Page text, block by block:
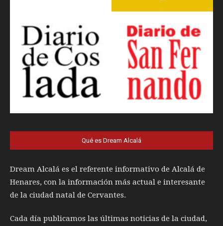
Qué es Dream Alcalá
Dream Alcalá es el referente informativo de Alcalá de
Henares, con la información más actual e interesante
de la ciudad natal de Cervantes.
Cada día publicamos las últimas noticias de la ciudad,